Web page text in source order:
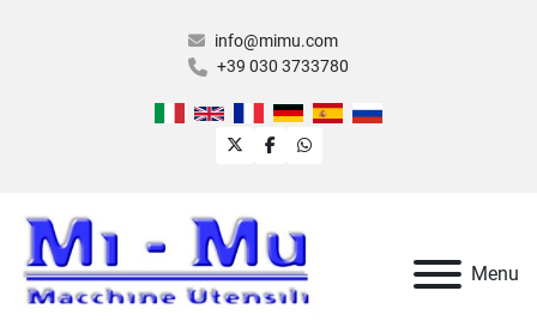
info@mimu.com
+39 030 3733780
twitterfacebookwhatsapp
Menu